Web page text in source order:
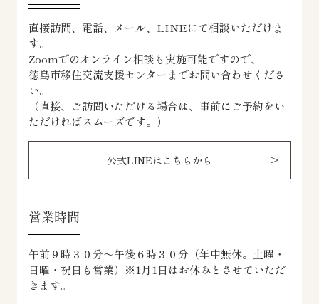
直接訪問、電話、メール、LINEにて相談いただけま
す。
Zoomでのオンライン相談も実施可能ですので、
徳島市移住交流支援センターまでお問い合わせくださ
い。
（直接、ご訪問いただける場合は、事前にご予約をい
ただければスムーズです。）
公式LINEはこちらから
営業時間
午前９時３０分～午後６時３０分（年中無休。土曜・
日曜・祝日も営業）※1月1日はお休みとさせていただ
きます。